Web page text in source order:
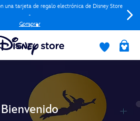
una tarjeta de regalo electrónica de Disney Store
-
Comprar
Bienvenido